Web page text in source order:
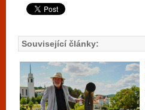
Související články: